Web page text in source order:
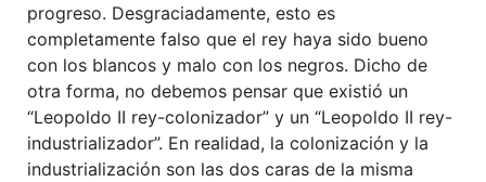
progreso. Desgraciadamente, esto es
completamente falso que el rey haya sido bueno
con los blancos y malo con los negros. Dicho de
otra forma, no debemos pensar que existió un
“Leopoldo II rey-colonizador” y un “Leopoldo II rey-
industrializador”. En realidad, la colonización y la
industrialización son las dos caras de la misma